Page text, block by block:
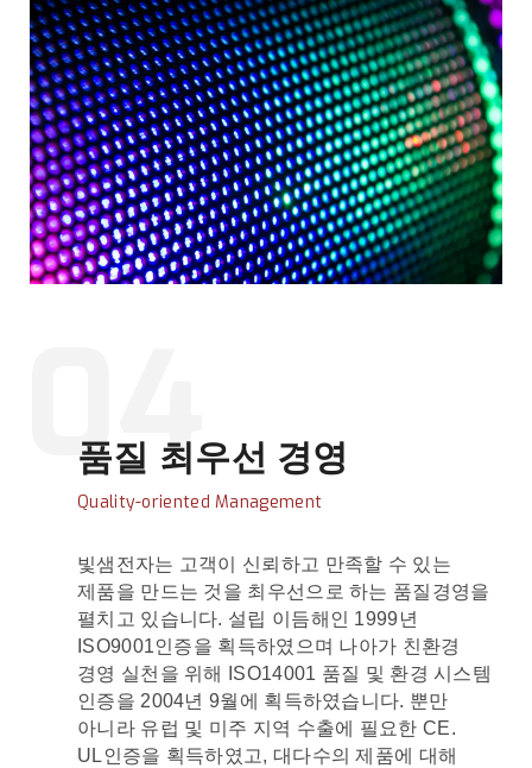
04
품질 최우선 경영
Quality-oriented Management
빛샘전자는 고객이 신뢰하고 만족할 수 있는
제품을 만드는 것을 최우선으로 하는 품질경영을
펼치고 있습니다. 설립 이듬해인 1999년
ISO9001인증을 획득하였으며 나아가 친환경
경영 실천을 위해 ISO14001 품질 및 환경 시스템
인증을 2004년 9월에 획득하였습니다. 뿐만
아니라 유럽 및 미주 지역 수출에 필요한 CE.
UL인증을 획득하였고, 대다수의 제품에 대해